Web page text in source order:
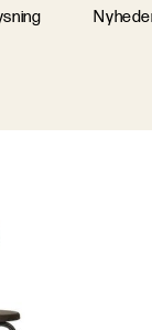
J. Wegner